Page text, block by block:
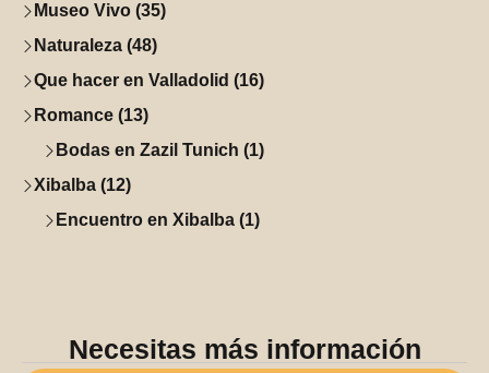
Museo Vivo (35)
Naturaleza (48)
Que hacer en Valladolid (16)
Romance (13)
Bodas en Zazil Tunich (1)
Xibalba (12)
Encuentro en Xibalba (1)
Necesitas más información